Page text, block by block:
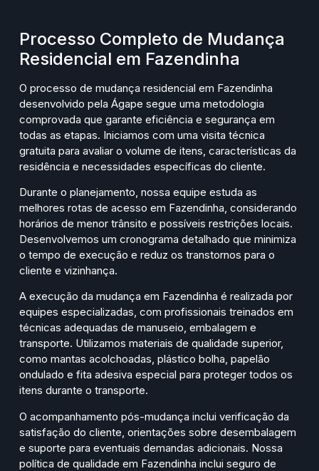
Processo Completo de Mudança
Residencial em Fazendinha
O processo de mudança residencial em Fazendinha
desenvolvido pela Ágape segue uma metodologia
comprovada que garante eficiência e segurança em
todas as etapas. Iniciamos com uma visita técnica
gratuita para avaliar o volume de itens, características da
residência e necessidades específicas do cliente.
Durante o planejamento, nossa equipe estuda as
melhores rotas de acesso em Fazendinha, considerando
horários de menor trânsito e possíveis restrições locais.
Desenvolvemos um cronograma detalhado que minimiza
o tempo de execução e reduz os transtornos para o
cliente e vizinhança.
A execução da mudança em Fazendinha é realizada por
equipes especializadas, com profissionais treinados em
técnicas adequadas de manuseio, embalagem e
transporte. Utilizamos materiais de qualidade superior,
como mantas acolchoadas, plástico bolha, papelão
ondulado e fita adesiva especial para proteger todos os
itens durante o transporte.
O acompanhamento pós-mudança inclui verificação da
satisfação do cliente, orientações sobre desembalagem
e suporte para eventuais demandas adicionais. Nossa
política de qualidade em Fazendinha inclui seguro de